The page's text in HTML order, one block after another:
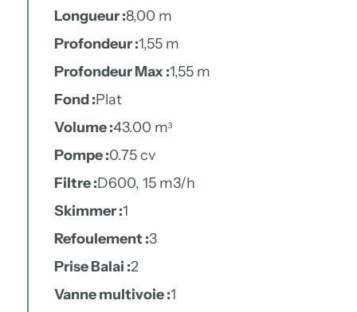
Longueur :8,00 m
Profondeur :1,55 m
Profondeur Max :1,55 m
Fond :Plat
Volume :43.00 m³
Pompe :0.75 cv
Filtre :D600, 15 m3/h
Skimmer :1
Refoulement :3
Prise Balai :2
Vanne multivoie :1